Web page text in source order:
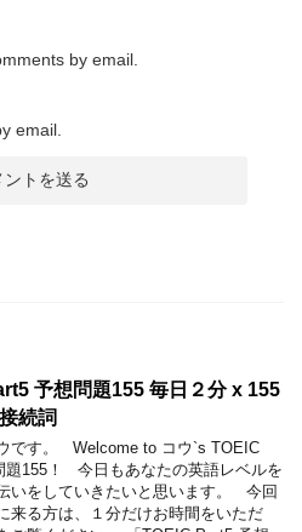
by email.
email.
予想問題155 毎日２分 x 155
続詞
です。 Welcome to コウ`s TOEIC
題155！ 今日もあなたの英語レベルを
いをしていきたいと思います。 今回
来る方は、１分だけお時間をいただ